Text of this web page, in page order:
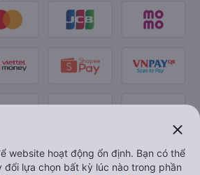
close
website hoạt động ổn định. Bạn có thể
đổi lựa chọn bất kỳ lúc nào trong phần